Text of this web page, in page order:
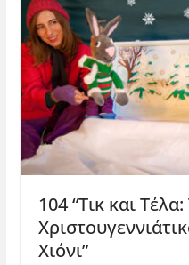
104 “Τικ και
Χιόνι”